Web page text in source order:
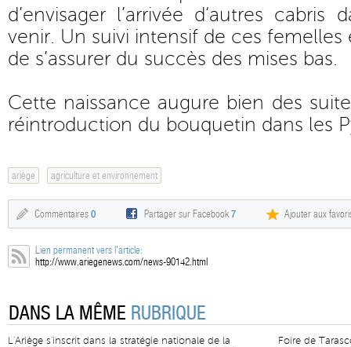
d’envisager l’arrivée d‘autres cabris
venir. Un suivi intensif de ces
de s’assurer du succès des mises bas.
Cette naissance augure bien des
réintroduction du bouquetin dans les
ariège agriculture et environnement
Commentaires 0 Partager sur Facebook7 Ajouter aux
Lien permanent vers l'article:
http://www.ariegenews.com/news-90142.html
DANS LA MÊME RUBRIQUE
L'Ariège s'inscrit dans la stratégie nationale de la
Foire de